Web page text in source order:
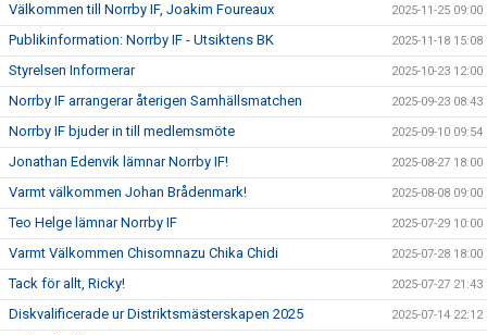
Välkommen till Norrby IF, Joakim Foureaux 2025-11-25 09:00
Publikinformation: Norrby IF - Utsiktens BK 2025-11-18 15:08
Styrelsen Informerar 2025-10-23 12:00
Norrby IF arrangerar återigen Samhällsmatchen 2025-09-23 08:43
Norrby IF bjuder in till medlemsmöte 2025-09-10 09:54
Jonathan Edenvik lämnar Norrby IF! 2025-08-27 18:00
Varmt välkommen Johan Brådenmark! 2025-08-08 09:00
Teo Helge lämnar Norrby IF 2025-07-29 10:00
Varmt Välkommen Chisomnazu Chika Chidi 2025-07-28 18:00
Tack för allt, Ricky! 2025-07-27 21:43
Diskvalificerade ur Distriktsmästerskapen 2025 2025-07-14 22:12